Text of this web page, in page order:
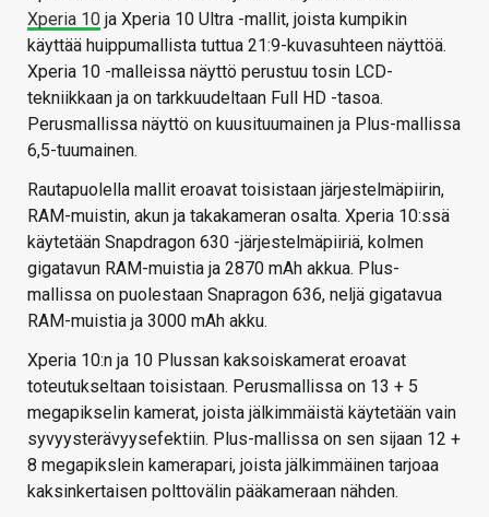
Xperia 10 ja Xperia 10 Ultra -mallit, joista kumpikin
käyttää huippumallista tuttua 21:9-kuvasuhteen näyttöä.
Xperia 10 -malleissa näyttö perustuu tosin LCD-
tekniikkaan ja on tarkkuudeltaan Full HD -tasoa.
Perusmallissa näyttö on kuusituumainen ja Plus-mallissa
6,5-tuumainen.
Rautapuolella mallit eroavat toisistaan järjestelmäpiirin,
RAM-muistin, akun ja takakameran osalta. Xperia 10:ssä
käytetään Snapdragon 630 -järjestelmäpiiriä, kolmen
gigatavun RAM-muistia ja 2870 mAh akkua. Plus-
mallissa on puolestaan Snapragon 636, neljä gigatavua
RAM-muistia ja 3000 mAh akku.
Xperia 10:n ja 10 Plussan kaksoiskamerat eroavat
toteutukseltaan toisistaan. Perusmallissa on 13 + 5
megapikselin kamerat, joista jälkimmäistä käytetään vain
syvyysterävyysefektiin. Plus-mallissa on sen sijaan 12 +
8 megapikslein kamerapari, joista jälkimmäinen tarjoaa
kaksinkertaisen polttovälin pääkameraan nähden.